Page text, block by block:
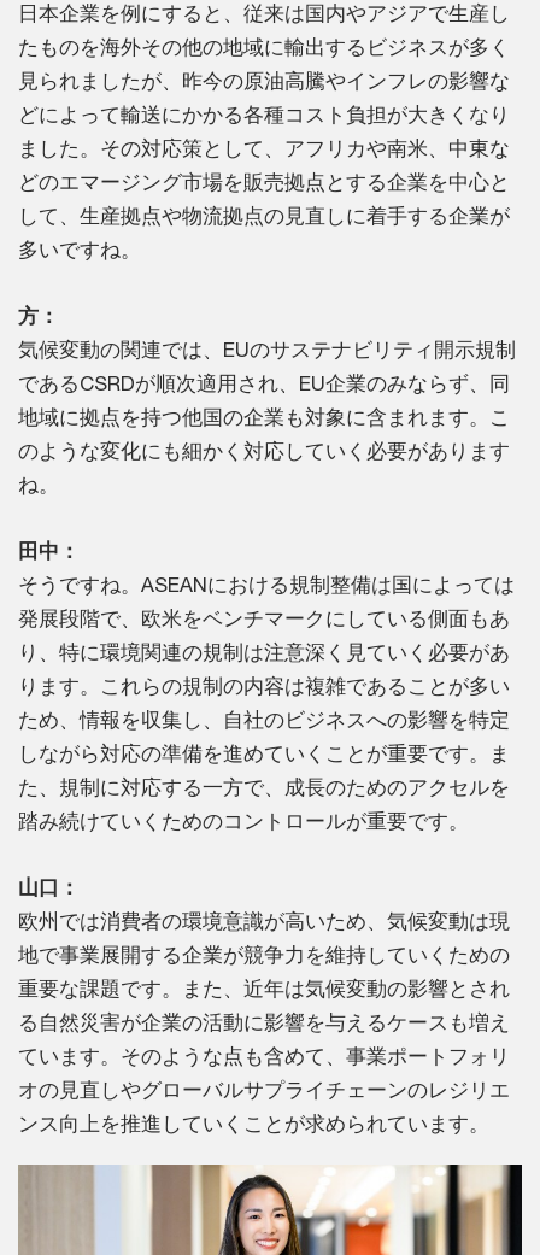
日本企業を例にすると、従来は国内やアジアで生産し
たものを海外その他の地域に輸出するビジネスが多く
見られましたが、昨今の原油高騰やインフレの影響な
どによって輸送にかかる各種コスト負担が大きくなり
ました。その対応策として、アフリカや南米、中東な
どのエマージング市場を販売拠点とする企業を中心と
して、生産拠点や物流拠点の見直しに着手する企業が
多いですね。
方：
気候変動の関連では、EUのサステナビリティ開示規制
であるCSRDが順次適用され、EU企業のみならず、同
地域に拠点を持つ他国の企業も対象に含まれます。こ
のような変化にも細かく対応していく必要があります
ね。
田中：
そうですね。ASEANにおける規制整備は国によっては
発展段階で、欧米をベンチマークにしている側面もあ
り、特に環境関連の規制は注意深く見ていく必要があ
ります。これらの規制の内容は複雑であることが多い
ため、情報を収集し、自社のビジネスへの影響を特定
しながら対応の準備を進めていくことが重要です。ま
た、規制に対応する一方で、成長のためのアクセルを
踏み続けていくためのコントロールが重要です。
山口：
欧州では消費者の環境意識が高いため、気候変動は現
地で事業展開する企業が競争力を維持していくための
重要な課題です。また、近年は気候変動の影響とされ
る自然災害が企業の活動に影響を与えるケースも増え
ています。そのような点も含めて、事業ポートフォリ
オの見直しやグローバルサプライチェーンのレジリエ
ンス向上を推進していくことが求められています。